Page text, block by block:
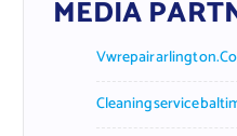
MEDIA